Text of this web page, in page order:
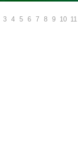
3 4 5 6 7 8 9 10 11